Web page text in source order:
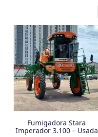
Fumigadora Stara
Imperador 3.100 – Usada